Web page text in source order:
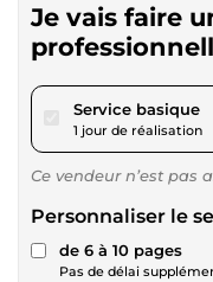
Je vais faire
Service basique
1 jour de réalisation
Ce vendeur n’est pas
Personnaliser le
de 6 à 10 pages
Pas de délai